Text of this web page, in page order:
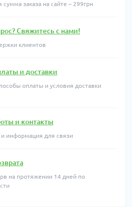
заказа на сайте – 299грн
Свяжитесь с нами!
клиентов
и доставки
оплаты и условия доставки
и контакты
информация для связи
на протяжении 14 дней по